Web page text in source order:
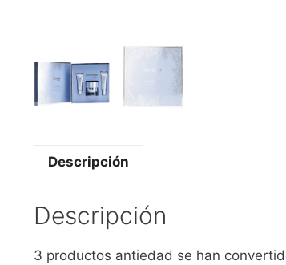
Descripción
Descripción
3 productos antiedad se han